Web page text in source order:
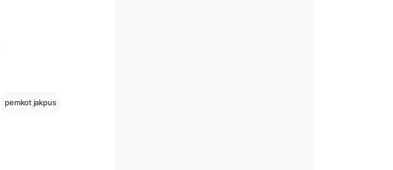
pemkot jakpus